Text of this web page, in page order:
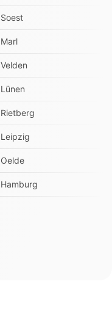
Soest
Marl
Velden
Lünen
Rietberg
Leipzig
Oelde
Hamburg